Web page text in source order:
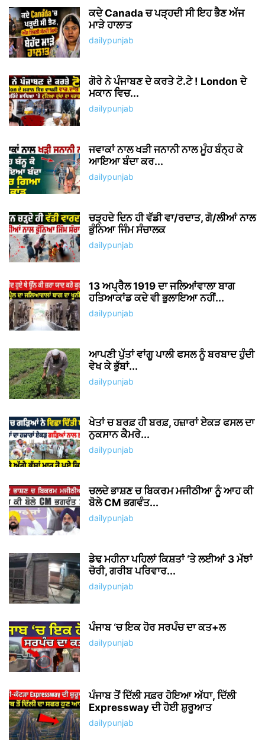
ਕਦੇ Canada ਚ ਪੜ੍ਹਦੀ ਸੀ ਇਹ ਭੈਣ ਅੱਜ
ਮਾੜੇ ਹਾਲਾਤ
dailypunjab
ਗੋਰੇ ਨੇ ਪੰਜਾਬਣ ਦੇ ਕਰਤੇ ਟੋ.ਟੇ ! London ਦੇ
ਮਕਾਨ ਵਿਚ...
dailypunjab
ਜਵਾਕਾਂ ਨਾਲ ਖੜੀ ਜਨਾਨੀ ਨਾਲ ਮੂੰਹ ਬੰਨ੍ਹ ਕੇ
ਆਇਆ ਬੰਦਾ ਕਰ...
dailypunjab
ਚੜ੍ਹਦੇ ਦਿਨ ਹੀ ਵੱਡੀ ਵਾ/ਰਦਾਤ, ਗੋ/ਲੀਆਂ ਨਾਲ
ਭੁੰਨਿਆ ਜਿੰਮ ਸੰਚਾਲਕ
dailypunjab
13 ਅਪ੍ਰੈਲ 1919 ਦਾ ਜਲਿਆਂਵਾਲਾ ਬਾਗ
ਹਤਿਆਕਾਂਡ ਕਦੇ ਵੀ ਭੁਲਾਇਆ ਨਹੀਂ...
dailypunjab
ਆਪਣੀ ਪੁੱਤਾਂ ਵਾਂਗੂ ਪਾਲੀ ਫਸਲ ਨੂੰ ਬਰਬਾਦ ਹੁੰਦੀ
ਵੇਖ ਕੇ ਭੁੱਬਾਂ...
dailypunjab
ਖੇਤਾਂ ਚ ਬਰਫ਼ ਹੀ ਬਰਫ਼, ਹਜ਼ਾਰਾਂ ਏਕੜ ਫਸਲ ਦਾ
ਨੁਕਸਾਨ ਕੈਮਰੇ...
dailypunjab
ਚਲਦੇ ਭਾਸ਼ਣ ਚ ਬਿਕਰਮ ਮਜੀਠੀਆ ਨੂੰ ਆਹ ਕੀ
ਬੋਲੇ CM ਭਗਵੰਤ...
dailypunjab
ਡੇਢ ਮਹੀਨਾ ਪਹਿਲਾਂ ਕਿਸ਼ਤਾਂ ‘ਤੇ ਲਈਆਂ 3 ਮੱਝਾਂ
ਚੋਰੀ, ਗਰੀਬ ਪਰਿਵਾਰ...
dailypunjab
ਪੰਜਾਬ ‘ਚ ਇਕ ਹੋਰ ਸਰਪੰਚ ਦਾ ਕਤ+ਲ
dailypunjab
ਪੰਜਾਬ ਤੋਂ ਦਿੱਲੀ ਸਫ਼ਰ ਹੋਇਆ ਅੱਧਾ, ਦਿੱਲੀ
Expressway ਦੀ ਹੋਈ ਸ਼ੁਰੂਆਤ
dailypunjab